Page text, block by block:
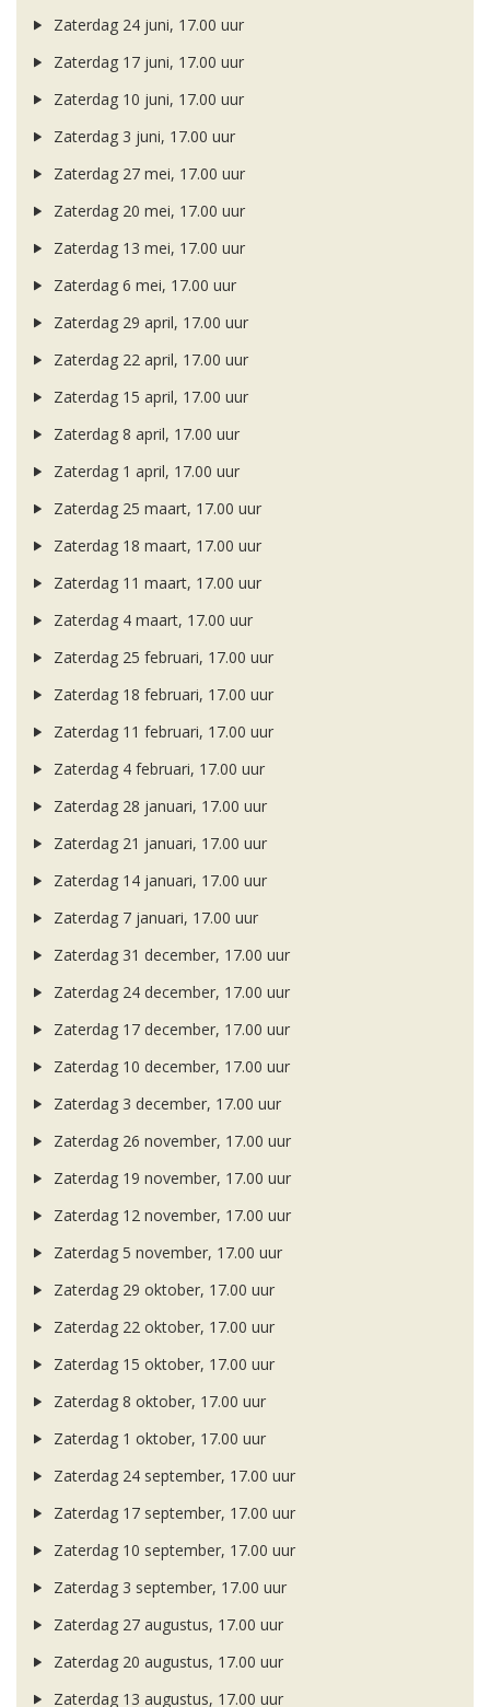
Zaterdag 24 juni, 17.00 uur
Zaterdag 17 juni, 17.00 uur
Zaterdag 10 juni, 17.00 uur
Zaterdag 3 juni, 17.00 uur
Zaterdag 27 mei, 17.00 uur
Zaterdag 20 mei, 17.00 uur
Zaterdag 13 mei, 17.00 uur
Zaterdag 6 mei, 17.00 uur
Zaterdag 29 april, 17.00 uur
Zaterdag 22 april, 17.00 uur
Zaterdag 15 april, 17.00 uur
Zaterdag 8 april, 17.00 uur
Zaterdag 1 april, 17.00 uur
Zaterdag 25 maart, 17.00 uur
Zaterdag 18 maart, 17.00 uur
Zaterdag 11 maart, 17.00 uur
Zaterdag 4 maart, 17.00 uur
Zaterdag 25 februari, 17.00 uur
Zaterdag 18 februari, 17.00 uur
Zaterdag 11 februari, 17.00 uur
Zaterdag 4 februari, 17.00 uur
Zaterdag 28 januari, 17.00 uur
Zaterdag 21 januari, 17.00 uur
Zaterdag 14 januari, 17.00 uur
Zaterdag 7 januari, 17.00 uur
Zaterdag 31 december, 17.00 uur
Zaterdag 24 december, 17.00 uur
Zaterdag 17 december, 17.00 uur
Zaterdag 10 december, 17.00 uur
Zaterdag 3 december, 17.00 uur
Zaterdag 26 november, 17.00 uur
Zaterdag 19 november, 17.00 uur
Zaterdag 12 november, 17.00 uur
Zaterdag 5 november, 17.00 uur
Zaterdag 29 oktober, 17.00 uur
Zaterdag 22 oktober, 17.00 uur
Zaterdag 15 oktober, 17.00 uur
Zaterdag 8 oktober, 17.00 uur
Zaterdag 1 oktober, 17.00 uur
Zaterdag 24 september, 17.00 uur
Zaterdag 17 september, 17.00 uur
Zaterdag 10 september, 17.00 uur
Zaterdag 3 september, 17.00 uur
Zaterdag 27 augustus, 17.00 uur
Zaterdag 20 augustus, 17.00 uur
Zaterdag 13 augustus, 17.00 uur